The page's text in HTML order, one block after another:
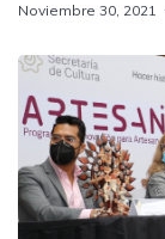
Noviembre 30, 2021